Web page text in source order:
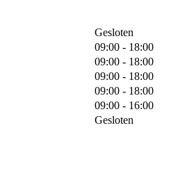
Gesloten
09:00 - 18:00
09:00 - 18:00
09:00 - 18:00
09:00 - 18:00
09:00 - 16:00
Gesloten